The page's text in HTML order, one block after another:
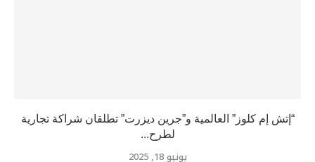
“إتش إم كلوز” العالمية و”جرين ديزرت” تطلقان شراكة تجارية
لطرح...
يونيو 18, 2025